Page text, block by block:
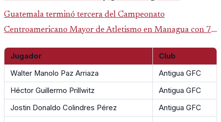
Guatemala terminó tercera del Campeonato
Centroamericano Mayor de Atletismo en Managua con 7
oros, 5 platas y 2 bronces, según la publicación oficial de
CDAG.
Jugador
Club
Walter Manolo Paz Arriaza
Antigua GFC
Héctor Guillermo Prillwitz
Antigua GFC
Jostin Donaldo Colindres Pérez
Antigua GFC